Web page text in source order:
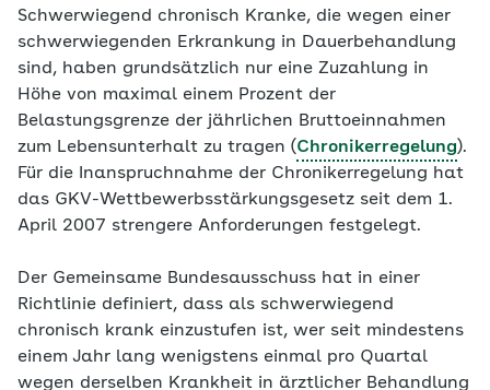
Schwerwiegend chronisch Kranke, die wegen einer
schwerwiegenden Erkrankung in Dauerbehandlung
sind, haben grundsätzlich nur eine Zuzahlung in
Höhe von maximal einem Prozent der
Belastungsgrenze der jährlichen Bruttoeinnahmen
zum Lebensunterhalt zu tragen (Chronikerregelung).
Für die Inanspruchnahme der Chronikerregelung hat
das GKV-Wettbewerbsstärkungsgesetz seit dem 1.
April 2007 strengere Anforderungen festgelegt.
Der Gemeinsame Bundesausschuss hat in einer
Richtlinie definiert, dass als schwerwiegend
chronisch krank einzustufen ist, wer seit mindestens
einem Jahr lang wenigstens einmal pro Quartal
wegen derselben Krankheit in ärztlicher Behandlung